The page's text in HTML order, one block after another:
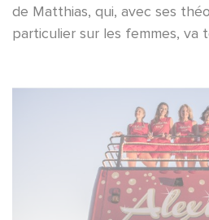
de Matthias, qui, avec ses
particulier sur les femmes, va